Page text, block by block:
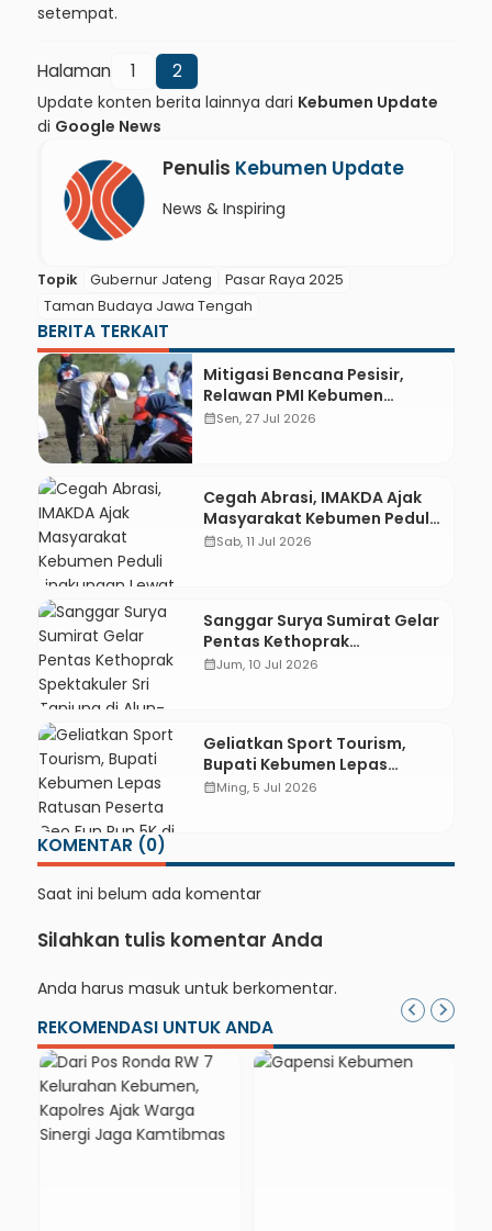
setempat.
Halaman 1 2
Update konten berita lainnya dari Kebumen Update
di Google News
Penulis Kebumen Update
News & Inspiring
Topik Gubernur Jateng
Pasar Raya 2025
Taman Budaya Jawa Tengah
BERITA TERKAIT
Mitigasi Bencana Pesisir,
Relawan PMI Kebumen
Tanam 600 Bibit Mangrove di
calendar_monthSen, 27 Jul 2026
Cegah Abrasi, IMAKDA Ajak
Masyarakat Kebumen Peduli
Lingkungan Lewat Aksi
calendar_monthSab, 11 Jul 2026
Sanggar Surya Sumirat Gelar
Pentas Kethoprak
Spektakuler Sri Tanjung di
calendar_monthJum, 10 Jul 2026
Geliatkan Sport Tourism,
Bupati Kebumen Lepas
Ratusan Peserta Geo Fun Run
calendar_monthMing, 5 Jul 2026
KOMENTAR (0)
Saat ini belum ada komentar
Silahkan tulis komentar Anda
Anda harus masuk untuk berkomentar.
REKOMENDASI UNTUK ANDA